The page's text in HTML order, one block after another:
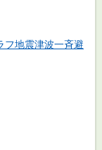
フ地震津波一斉避